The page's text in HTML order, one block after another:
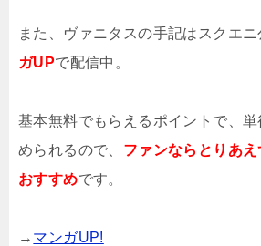
また、ヴァニタスの手記はスクエ
ガUPで配信中。
基本無料でもらえるポイントで、
められるので、 ファンならとりあ
おすすめです。
→ マンガUP!